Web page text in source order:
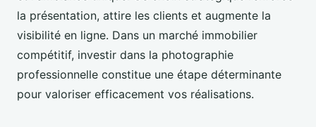
la présentation, attire les clients et augmente la
visibilité en ligne. Dans un marché immobilier
compétitif, investir dans la photographie
professionnelle constitue une étape déterminante
pour valoriser efficacement vos réalisations.